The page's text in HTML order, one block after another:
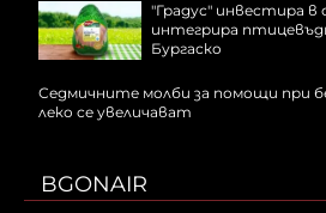
"Градус" инвестира в
интегрира
Бургаско
Седмичните молби за помощи при
леко се увеличават
BGONAIR